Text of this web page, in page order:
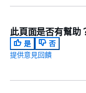
此頁面是否有幫助
是
否
提供意見回饋